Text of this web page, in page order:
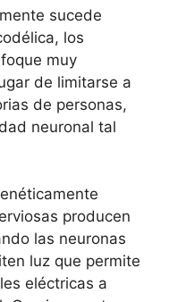
sucede
los
muy
de limitarse a
de personas,
neuronal tal
producen
las neuronas
luz que permite
eléctricas a